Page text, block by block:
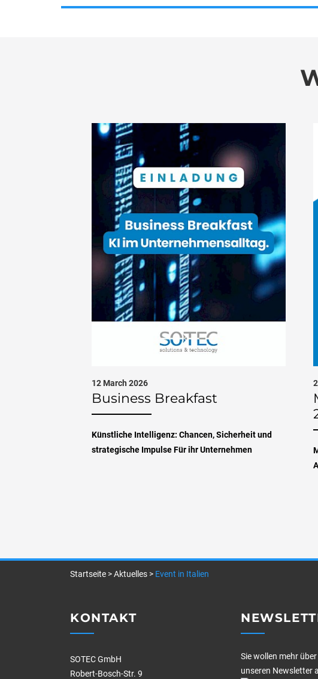
12 March 2026
Business Breakfast
Künstliche Intelligenz: Chancen, Sicherheit und
strategische Impulse Für ihr Unternehmen
Startseite >Aktuelles > Event in Italien
KONTAKT
SOTEC GmbH
Robert-Bosch-Str. 9
Sie wollen mehr
unseren Newsletter